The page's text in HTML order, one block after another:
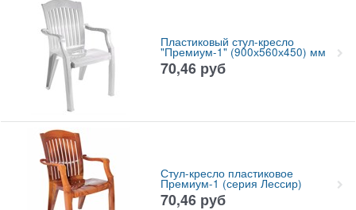
Пластиковый стул-кресло
"Премиум-1" (900х560х450) мм
70,46 руб
Стул-кресло пластиковое
Премиум-1 (серия Лессир)
70,46 руб